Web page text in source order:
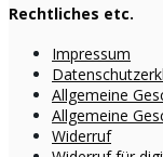
Rechtliches etc.
Impressum
Allgemeine
Allgemeine
Widerruf